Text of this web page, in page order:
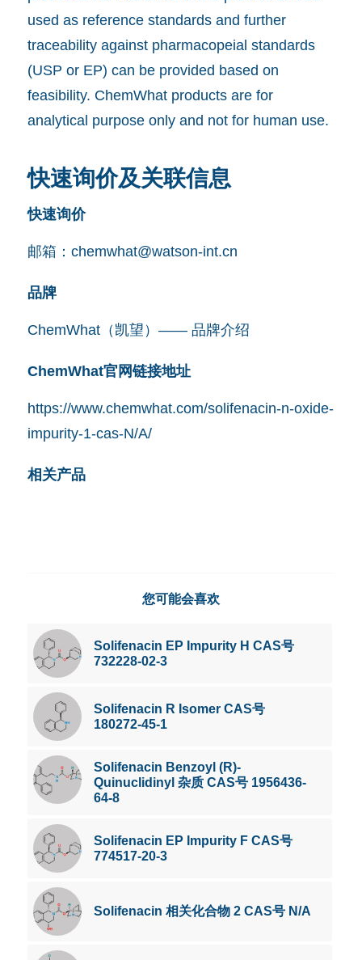
used as reference standards and further
traceability against pharmacopeial standards
(USP or EP) can be provided based on
feasibility. ChemWhat products are for
analytical purpose only and not for human use.
快速询价及关联信息
快速询价
邮箱： chemwhat@watson-int.cn
品牌
ChemWhat（凯望）—— 品牌介绍
ChemWhat官网链接地址
https://www.chemwhat.com/solifenacin-n-oxide-
impurity-1-cas-N/A/
相关产品
您可能会喜欢
Solifenacin EP Impurity H CAS号
732228-02-3
Solifenacin R Isomer CAS号
180272-45-1
Solifenacin Benzoyl (R)-
Quinuclidinyl 杂质 CAS号 1956436-
64-8
Solifenacin EP Impurity F CAS号
774517-20-3
Solifenacin 相关化合物 2 CAS号 N/A